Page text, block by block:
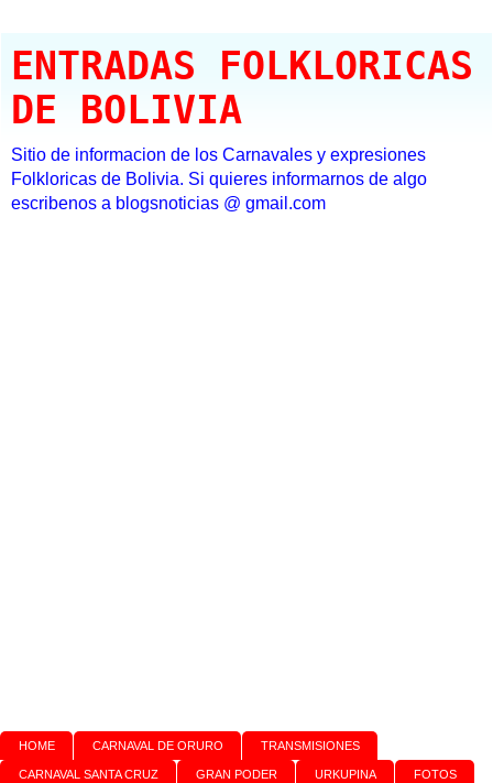
ENTRADAS FOLKLORICAS
DE BOLIVIA
Sitio de informacion de los Carnavales y expresiones
Folkloricas de Bolivia. Si quieres informarnos de algo
escribenos a blogsnoticias @ gmail.com
HOME CARNAVAL DE ORURO TRANSMISIONES
CARNAVAL SANTA CRUZ GRAN PODER URKUPINA FOTOS